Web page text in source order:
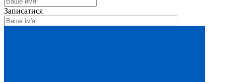
Записатися